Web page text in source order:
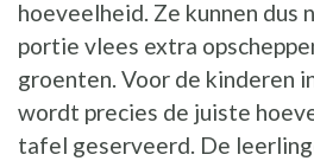
hoeveelheid. Ze kunnen dus
portie vlees extra
groenten. Voor de kinderen
wordt precies de juiste
tafel geserveerd. De